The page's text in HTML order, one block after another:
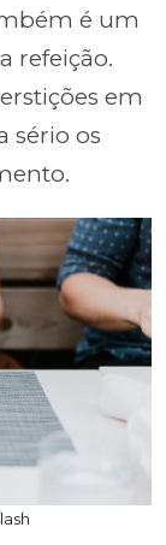
é um
refeição.
em
sério os